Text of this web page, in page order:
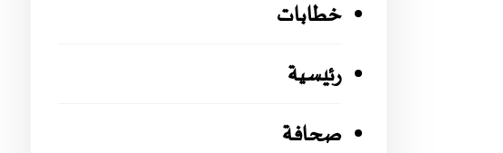
خطابات
رئيسية
صحافة